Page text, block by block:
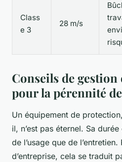
Class
e 3
28 m/s
Conseils de
pour la pérennité
Un équipement de
il, n’est pas éternel. Sa
de l’usage que de
d’entreprise, cela se traduit